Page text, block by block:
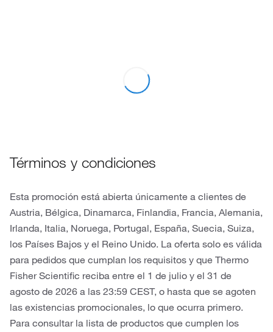
Términos y condiciones
Esta promoción está abierta únicamente a clientes de
Austria, Bélgica, Dinamarca, Finlandia, Francia, Alemania,
Irlanda, Italia, Noruega, Portugal, España, Suecia, Suiza,
los Países Bajos y el Reino Unido. La oferta solo es válida
para pedidos que cumplan los requisitos y que Thermo
Fisher Scientific reciba entre el 1 de julio y el 31 de
agosto de 2026 a las 23:59 CEST, o hasta que se agoten
las existencias promocionales, lo que ocurra primero.
Para consultar la lista de productos que cumplen los